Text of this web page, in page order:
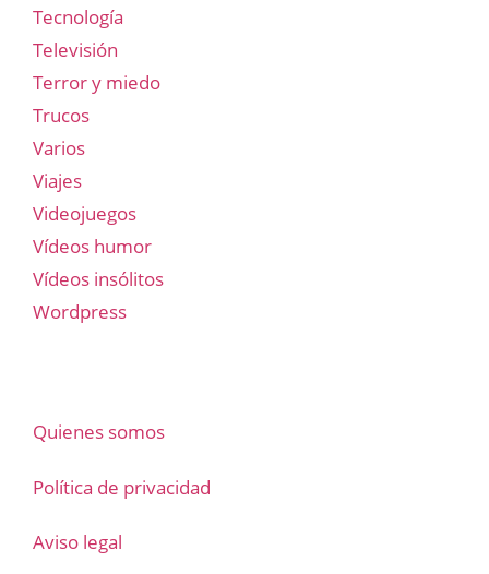
Tecnología
Televisión
Terror y miedo
Trucos
Varios
Viajes
Videojuegos
Vídeos humor
Vídeos insólitos
Wordpress
Quienes somos
Política de privacidad
Aviso legal